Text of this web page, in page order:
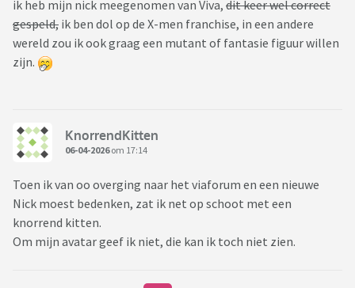
ik heb mijn nick meegenomen van Viva, dit keer wel correct
gespeld, ik ben dol op de X-men franchise, in een andere
wereld zou ik ook graag een mutant of fantasie figuur willen
zijn.
KnorrendKitten
06-04-2026om 17:14
Toen ik van oo overging naar het viaforum en een nieuwe
Nick moest bedenken, zat ik net op schoot met een
knorrend kitten.
Om mijn avatar geef ik niet, die kan ik toch niet zien.